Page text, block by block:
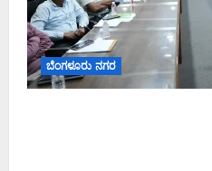
ಬೆಂಗಳೂರು ನಗರ